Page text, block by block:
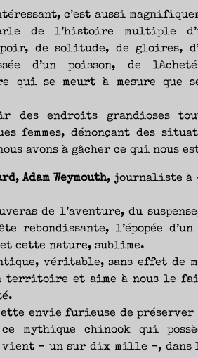
c’est aussi
de l’histoire multiple
de solitude, de gloires,
d’un poisson, de
qui se meurt à mesure que
endroits grandioses
femmes, dénonçant des
avons à gâcher ce qui nous
,Adam Weymouth, journaliste à
de l’aventure, du
rebondissante, l’épopée
et cette nature, sublime.
véritable, sans effet de
un territoire et aime à nous le
envie furieuse de préserver
mythique chinook qui
– un sur dix mille -, dans